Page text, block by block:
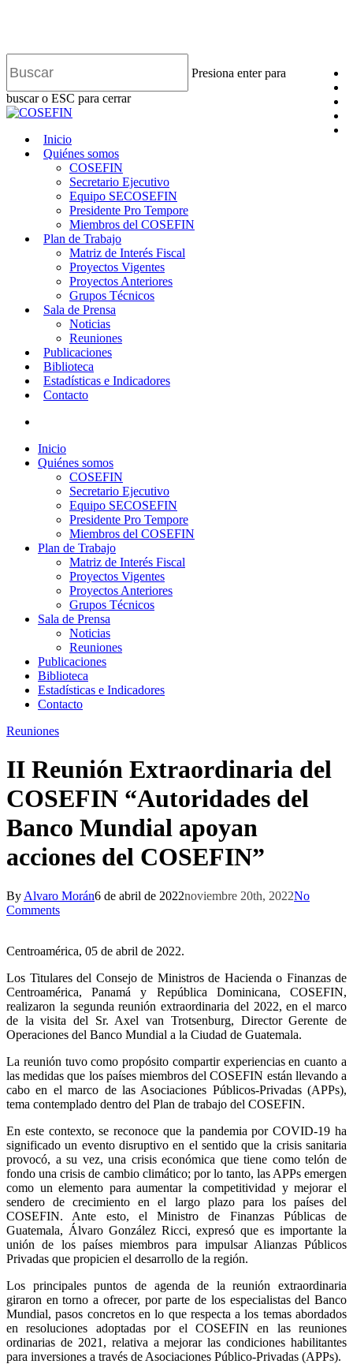
to
main
content
Presiona enter para
buscar o ESC para cerrar
Close
search
Menu
Inicio
Quiénes somos
COSEFIN
Secretario Ejecutivo
Equipo SECOSEFIN
Presidente Pro Tempore
Miembros del COSEFIN
Plan de Trabajo
Matriz de Interés Fiscal
Proyectos Vigentes
Proyectos Anteriores
Grupos Técnicos
Sala de Prensa
Noticias
Reuniones
Publicaciones
Biblioteca
Estadísticas e Indicadores
Contacto
Inicio
Quiénes somos
COSEFIN
Secretario Ejecutivo
Equipo SECOSEFIN
Presidente Pro Tempore
Miembros del COSEFIN
Plan de Trabajo
Matriz de Interés Fiscal
Proyectos Vigentes
Proyectos Anteriores
Grupos Técnicos
Sala de Prensa
Noticias
Reuniones
Publicaciones
Biblioteca
Estadísticas e Indicadores
Contacto
Reuniones
II Reunión Extraordinaria del
COSEFIN “Autoridades del
Banco Mundial apoyan
acciones del COSEFIN”
By Alvaro Morán6 de abril de 2022noviembre 20th, 2022No
Comments
Centroamérica, 05 de abril de 2022.
Los Titulares del Consejo de Ministros de Hacienda o Finanzas de
Centroamérica, Panamá y República Dominicana, COSEFIN,
realizaron la segunda reunión extraordinaria del 2022, en el marco
de la visita del Sr. Axel van Trotsenburg, Director Gerente de
Operaciones del Banco Mundial a la Ciudad de Guatemala.
La reunión tuvo como propósito compartir experiencias en cuanto a
las medidas que los países miembros del COSEFIN están llevando a
cabo en el marco de las Asociaciones Públicos-Privadas (APPs),
tema contemplado dentro del Plan de trabajo del COSEFIN.
En este contexto, se reconoce que la pandemia por COVID-19 ha
significado un evento disruptivo en el sentido que la crisis sanitaria
provocó, a su vez, una crisis económica que tiene como telón de
fondo una crisis de cambio climático; por lo tanto, las APPs emergen
como un elemento para aumentar la competitividad y mejorar el
sendero de crecimiento en el largo plazo para los países del
COSEFIN. Ante esto, el Ministro de Finanzas Públicas de
Guatemala, Álvaro González Ricci, expresó que es importante la
unión de los países miembros para impulsar Alianzas Públicos
Privadas que propicien el desarrollo de la región.
Los principales puntos de agenda de la reunión extraordinaria
giraron en torno a ofrecer, por parte de los especialistas del Banco
Mundial, pasos concretos en lo que respecta a los temas abordados
en resoluciones adoptadas por el COSEFIN en las reuniones
ordinarias de 2021, relativa a mejorar las condiciones habilitantes
para inversiones a través de Asociaciones Público-Privadas (APPs).